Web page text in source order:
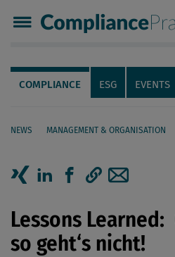
Compliance
Servicenavigation
Navigation
COMPLIANCE ESG EVENTS
NEWS MANAGEMENT & ORGANISATION
Seiteninhalt
Lessons Learned:
so geht‘s nicht!